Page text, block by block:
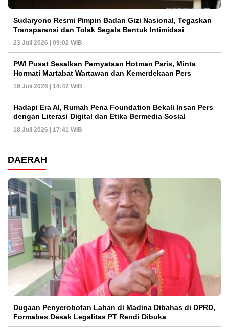
Sudaryono Resmi Pimpin Badan Gizi Nasional, Tegaskan
Transparansi dan Tolak Segala Bentuk Intimidasi
23 Juli 2026 | 09:02 WIB
PWI Pusat Sesalkan Pernyataan Hotman Paris, Minta
Hormati Martabat Wartawan dan Kemerdekaan Pers
19 Juli 2026 | 14:42 WIB
Hadapi Era AI, Rumah Pena Foundation Bekali Insan Pers
dengan Literasi Digital dan Etika Bermedia Sosial
18 Juli 2026 | 17:41 WIB
DAERAH
Dugaan Penyerobotan Lahan di Madina Dibahas di DPRD,
Formabes Desak Legalitas PT Rendi Dibuka